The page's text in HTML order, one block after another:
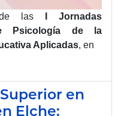
de las
I Jornadas
Psicología de la
Aplicadas, en
en
Elche: